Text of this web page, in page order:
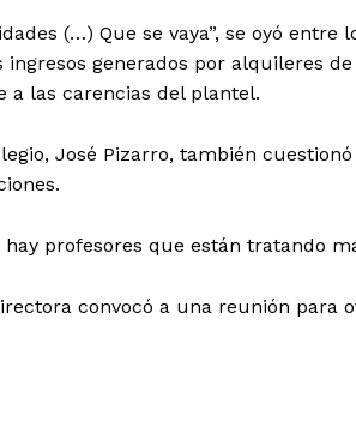
(…) Que se vaya”, se oyó
generados por alquileres
a las carencias del plantel.
José Pizarro, también
hay profesores que están tratando
convocó a una reunión para